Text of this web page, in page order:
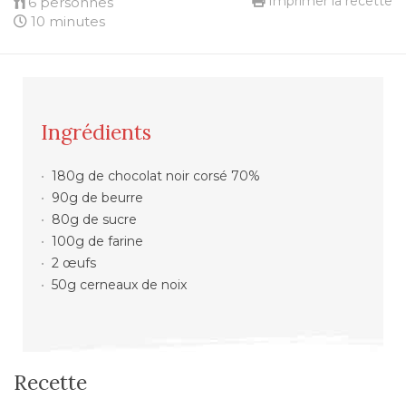
10 minutes
Ingrédients
180g de chocolat noir corsé 70%
90g de beurre
80g de sucre
100g de farine
2 œufs
50g cerneaux de noix
Recette